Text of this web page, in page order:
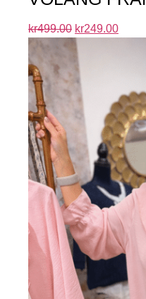
kr499.00 kr249.00